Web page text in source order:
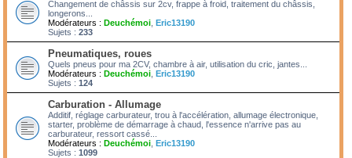
Changement de châssis sur 2cv, frappe à froid, traitement du châssis,
longerons...
Modérateurs : Deuchémoi Eric13190
Sujets : 233
Pneumatiques, roues
Quels pneus pour ma 2CV, chambre à air, utilisation du cric, jantes...
Modérateurs : Deuchémoi Eric13190
Sujets : 124
Carburation - Allumage
Additif, réglage carburateur, trou à l'accélération, allumage électronique,
starter, problème de démarrage à chaud, l'essence n'arrive pas au
carburateur, ressort cassé...
Modérateurs : Deuchémoi Eric13190
Sujets : 1099